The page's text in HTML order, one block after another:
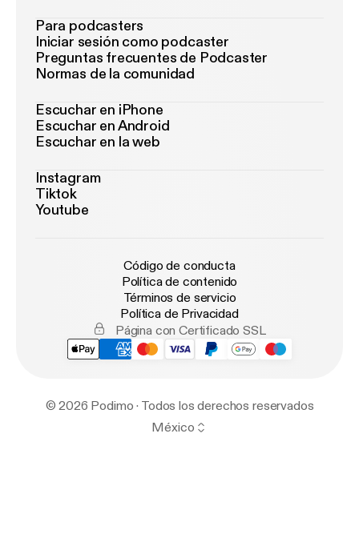
Para podcasters
Iniciar sesión como podcaster
Preguntas frecuentes de Podcaster
Normas de la comunidad
Escuchar en iPhone
Escuchar en Android
Escuchar en la web
Instagram
Tiktok
Youtube
Código de conducta
Política de contenido
Términos de servicio
Política de Privacidad
Página con Certificado SSL
© 2026 Podimo · Todos los derechos reservados
México